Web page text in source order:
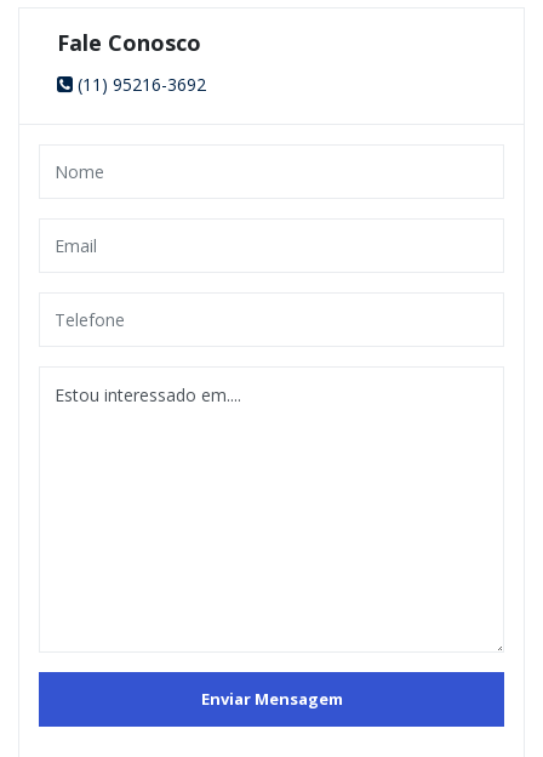
Fale Conosco
(11) 95216-3692